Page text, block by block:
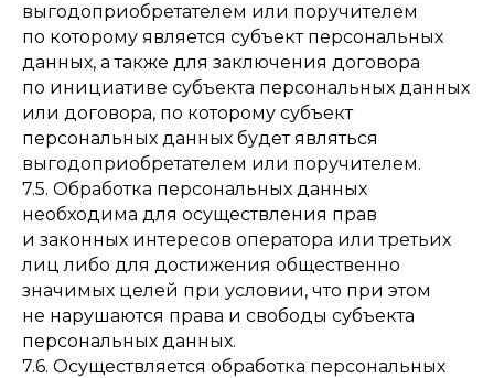
выгодоприобретателем или поручителем
по которому является субъект персональных
данных, а также для заключения договора
по инициативе субъекта персональных данных
или договора, по которому субъект
персональных данных будет являться
выгодоприобретателем или поручителем.
7.5. Обработка персональных данных
необходима для осуществления прав
и законных интересов оператора или третьих
лиц либо для достижения общественно
значимых целей при условии, что при этом
не нарушаются права и свободы субъекта
персональных данных.
7.6. Осуществляется обработка персональных